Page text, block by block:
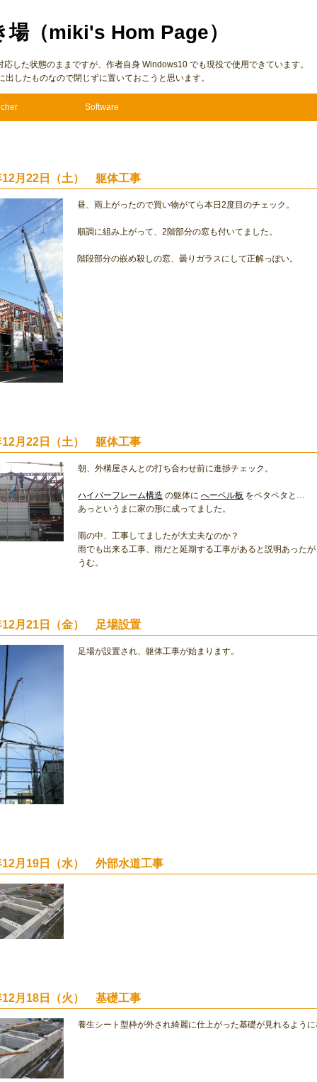
（miki's Hom Page）
した状態のままですが、作者自身 Windows10 でも現役で使用できています。
したものなので閉じずに置いておこうと思います。
Software
12月22日（土） 躯体工事
昼、雨上がったので買い物がてら本日2度目のチェック。
順調に組み上がって、2階部分の窓も付いてました。
階段部分の嵌め殺しの窓、曇りガラスにして正解っぽい。
12月22日（土） 躯体工事
朝、外構屋さんとの打ち合わせ前に進捗チェック。
ハイパーフレーム構造 の躯体に へーベル板 をペタペタと…
あっというまに家の形に成ってました。
雨の中、工事してましたが大丈夫なのか？
雨でも出来る工事、雨だと延期する工事があると説明あった
うむ。
12月21日（金） 足場設置
足場が設置され、躯体工事が始まります。
12月19日（水） 外部水道工事
12月18日（火） 基礎工事
養生シート型枠が外され綺麗に仕上がった基礎が見れるように